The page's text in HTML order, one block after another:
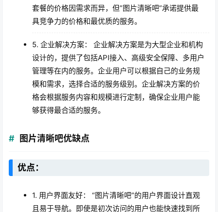
套餐的价格因需求而异，但”图片清晰吧”承诺提供最
具竞争力的价格和最优质的服务。
5. 企业解决方案： 企业解决方案是为大型企业和机构
设计的，提供了包括API接入、高级安全保障、多用户
管理等在内的服务。企业用户可以根据自己的业务规
模和需求，选择合适的服务级别。企业解决方案的价
格会根据服务内容和规模进行定制，确保企业用户能
够获得最合适的服务。
图片清晰吧优缺点
优点：
1. 用户界面友好： “图片清晰吧”的用户界面设计直观
且易于导航。即使是初次访问的用户也能快速找到所